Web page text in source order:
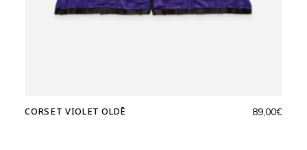
CORSET VIOLET OLDĒ 89,00€